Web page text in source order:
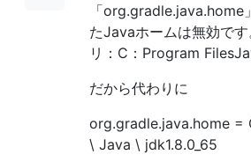
「org.gradle.java.home
たJavaホームは無効で
リ：C：Program
だから代わりに
org.gradle.java.home =
\ Java \ jdk1.8.0_65